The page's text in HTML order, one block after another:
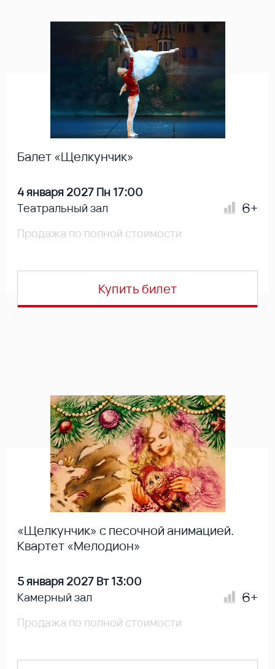
Балет «Щелкунчик»
4 января 2027 Пн 17:00
Театральный зал
6+
Продажа по полной стоимости
Купить билет
«Щелкунчик» с песочной анимацией.
Квартет «Мелодион»
5 января 2027 Вт 13:00
Камерный зал
6+
Продажа по полной стоимости